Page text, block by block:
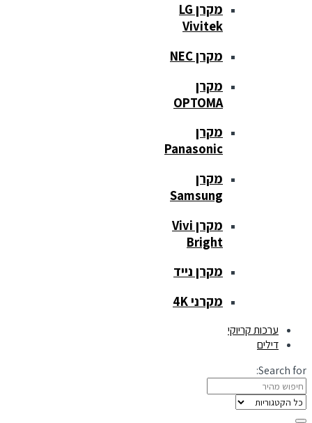
מקרן LG
Vivitek
מקרן NEC
מקרן
OPTOMA
מקרן
Panasonic
מקרן
Samsung
מקרן Vivi
Bright
מקרן נייד
מקרני 4K
ערכות קריוקי
דילים
Search for: